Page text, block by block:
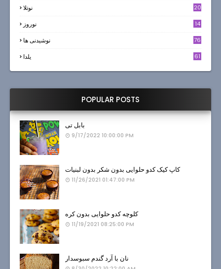
نوتلا 20
نوروز
14
نوشیدنی ها 76
یلدا 61
POPULAR POSTS
بابل تی
9/17/2022 10:00:00 PM
کاپ کیک کدو حلوایی بدون شکر بدون لبنیات
11/26/2021 01:47:00 PM
کلوچه کدو حلوایی بدون کره
11/19/2021 08:25:00 PM
نان با آرد گندم سبوسدار